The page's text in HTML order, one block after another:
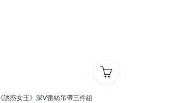
《誘惑女王》深V蕾絲吊帶三件組